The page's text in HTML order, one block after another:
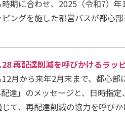
期に合わせ、2025（令和7）
ングを施した都営バスが都心部
再配達削減を呼びかけるラッ
月から来年2月末まで、都心
達」のメッセージと、日時指
て、再配達削減の協力を呼びか